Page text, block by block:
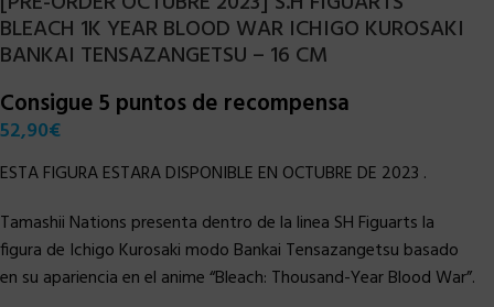
BLEACH 1K YEAR BLOOD WAR ICHIGO KUROSAKI
BANKAI TENSAZANGETSU – 16 CM
Consigue 5 puntos de recompensa
52,90€
ESTA FIGURA ESTARA DISPONIBLE EN OCTUBRE DE 2023 .
Tamashii Nations presenta dentro de la linea SH Figuarts la
figura de Ichigo Kurosaki modo Bankai Tensazangetsu basado
en su apariencia en el anime “Bleach: Thousand-Year Blood War”.